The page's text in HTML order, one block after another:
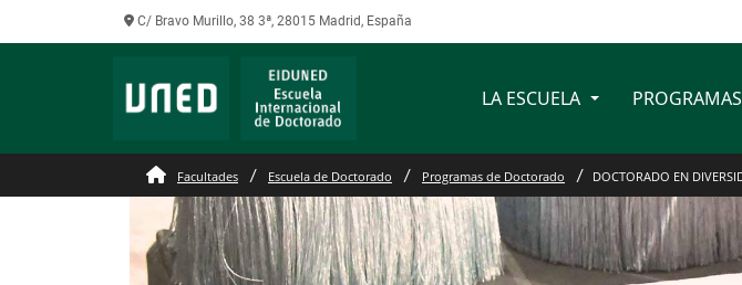
C/ Bravo Murillo, 38 3ª, 28015 Madrid, España
LA ESCUELA PROGRAMAS
Facultades Escuela de Doctorado Programas de Doctorado DOCTORADO EN